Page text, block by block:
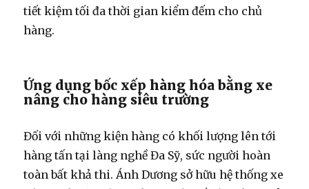
tiết kiệm tối đa thời gian kiểm đếm cho chủ
hàng.
Ứng dụng bốc xếp hàng hóa bằng xe
nâng cho hàng siêu trường
Đối với những kiện hàng có khối lượng lên tới
hàng tấn tại làng nghề Đa Sỹ, sức người hoàn
toàn bất khả thi. Ánh Dương sở hữu hệ thống xe